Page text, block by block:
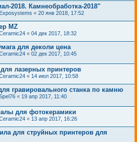
2018. Камнеобработка-2018"
Exposystems « 20 янв 2018, 17:52
MZ
« 04 дек 2017, 18:32
для деколи цена
« 02 дек 2017, 10:45
лазерных принтеров
« 14 июл 2017, 10:58
гравировального станка по камню
« 19 апр 2017, 11:40
для фотокерамики
« 13 апр 2017, 16:26
для струйных принтеров для